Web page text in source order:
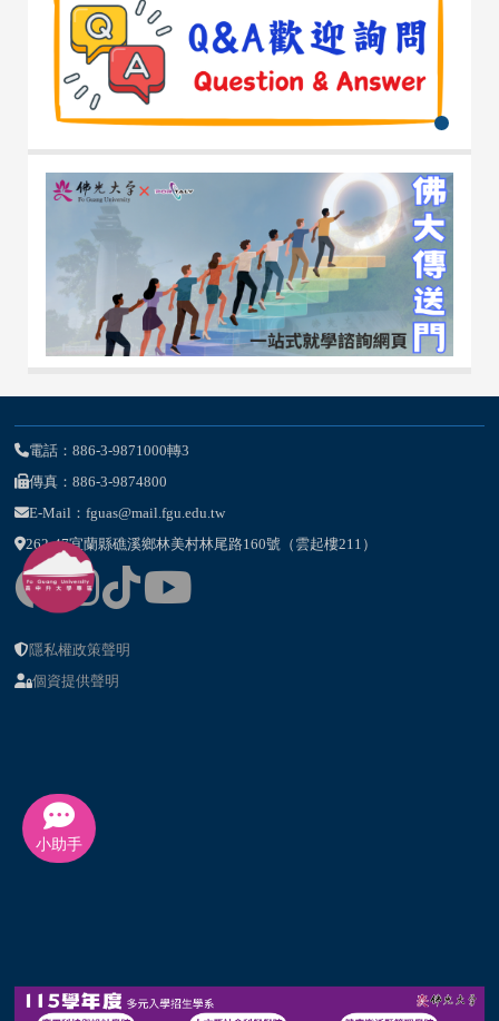
電話：886-3-9871000轉3
傳真：886-3-9874800
E-Mail：fguas@mail.fgu.edu.tw
262-47宜蘭縣礁溪鄉林美村林尾路160號（雲起樓211）
隱私權政策聲明
個資提供聲明
小助手